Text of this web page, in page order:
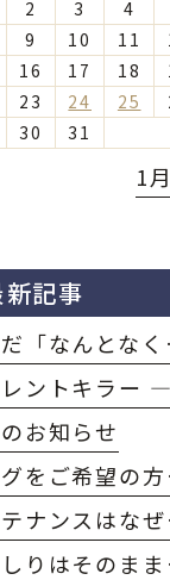
2 3 4
9 10 11
16 17 18
23 24 25
30 31
1
記事
歯ブラシ
お知らせ
ホワイ
歯の定
子ども